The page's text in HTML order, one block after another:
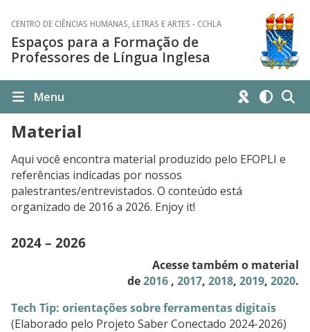
CENTRO DE CIÊNCIAS HUMANAS, LETRAS E ARTES - CCHLA
Espaços para a Formação de
Professores de Língua Inglesa
Menu
Material
Aqui você encontra material produzido pelo EFOPLI e
referências indicadas por nossos
palestrantes/entrevistados. O conteúdo está
organizado de 2016 a 2026. Enjoy it!
2024 – 2026
Acesse também o material
de2016 , 2017, 2018, 2019, 2020.
Tech Tip: orientações sobre ferramentas digitais
(Elaborado pelo Projeto Saber Conectado 2024-2026)